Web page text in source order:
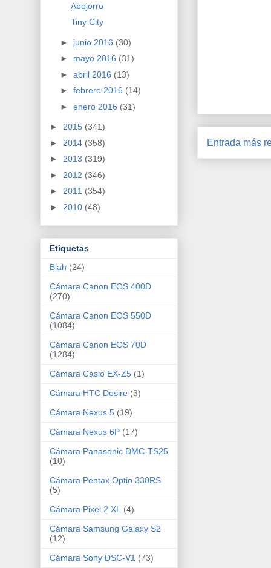
Entrada más
Abejorro
Tiny City
► junio 2016 (30)
► mayo 2016 (31)
► abril 2016 (13)
► febrero 2016 (14)
► enero 2016 (31)
► 2015 (341)
► 2014 (358)
► 2013 (319)
► 2012 (346)
► 2011 (354)
► 2010 (48)
Etiquetas
Blah (24)
Cámara Canon EOS 400D
(270)
Cámara Canon EOS 550D
(1084)
Cámara Canon EOS 70D
(1284)
Cámara Casio EX-Z5 (1)
Cámara HTC Desire (3)
Cámara Nexus 5 (19)
Cámara Nexus 6P (17)
Cámara Panasonic DMC-TS25
(10)
Cámara Pentax Optio 330RS
(5)
Cámara Pixel 2 XL
(4)
Cámara Samsung Galaxy S2
(12)
Cámara Sony DSC-V1 (73)